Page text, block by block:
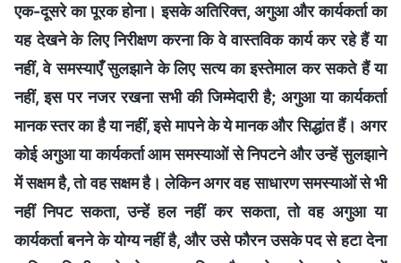
एक-दूसरे का पूरक होना। इसके अतिरिक्त, अगुआ और कार्यकर्ता का
यह देखने के लिए निरीक्षण करना कि वे वास्तविक कार्य कर रहे हैं या
नहीं, वे समस्याएँ सुलझाने के लिए सत्य का इस्तेमाल कर सकते हैं या
नहीं, इस पर नजर रखना सभी की जिम्मेदारी है; अगुआ या कार्यकर्ता
मानक स्तर का है या नहीं, इसे मापने के ये मानक और सिद्धांत हैं। अगर
कोई अगुआ या कार्यकर्ता आम समस्याओं से निपटने और उन्हें सुलझाने
में सक्षम है, तो वह सक्षम है। लेकिन अगर वह साधारण समस्याओं से भी
नहीं निपट सकता, उन्हें हल नहीं कर सकता, तो वह अगुआ या
कार्यकर्ता बनने के योग्य नहीं है, और उसे फौरन उसके पद से हटा देना